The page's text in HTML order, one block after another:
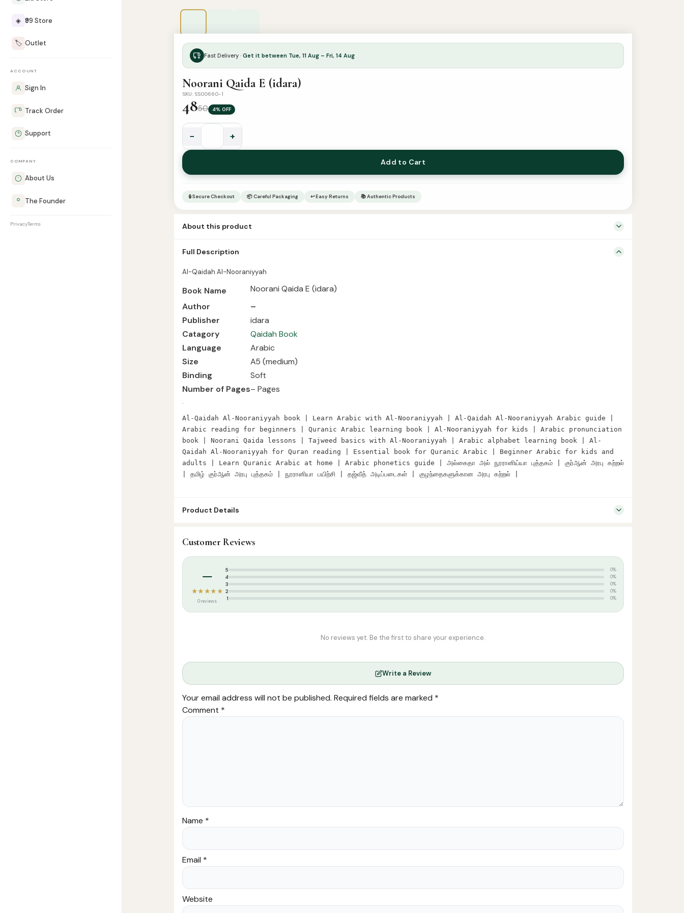
◈ ₹99 Store
🏷️ Outlet
ACCOUNT
Sign In
Track Order
Support
COMPANY
About Us
The Founder
PrivacyTerms
Fast Delivery · Get it between Tue, 11 Aug – Fri, 14 Aug
Noorani Qaida E (idara)
SKU: SS00660-1
4850 4% OFF
Qaida
E
(idara)
− +
Add to Cart
🔒 Secure Checkout 📦 Careful Packaging ↩ Easy Returns 📚 Authentic Products
About this product
(medium) Binding Soft Number of Pages – Pages . Al-Qaidah Al-Nooraniyyah book | Learn Arabic with Al-Nooraniyyah | Al-Qaidah Al-
Nooraniyyah Arabic guide | Arabic reading for beginners | Quranic Arabic learning book | Al-Nooraniyyah for kids […]
Full Description
Al-Qaidah Al-Nooraniyyah
Book Name
Noorani Qaida E (idara)
Author
–
Publisher
idara
Catagory
Qaidah Book
Language
Arabic
Size
A5 (medium)
Binding
Soft
Number of Pages– Pages
.
Al-Qaidah Al-Nooraniyyah book | Learn Arabic with Al-Nooraniyyah | Al-Qaidah Al-Nooraniyyah Arabic guide |
Arabic reading for beginners | Quranic Arabic learning book | Al-Nooraniyyah for kids | Arabic pronunciation
book | Noorani Qaida lessons | Tajweed basics with Al-Nooraniyyah | Arabic alphabet learning book | Al-
Qaidah Al-Nooraniyyah for Quran reading | Essential book for Quranic Arabic | Beginner Arabic for kids and
adults | Learn Quranic Arabic at home | Arabic phonetics guide | அல்கைதா அல் நூரானிய்யா புத்தகம் | குர்ஆன் அரபு கற்றல்
| தமிழ் குர்ஆன் அரபு புத்தகம் | நூரானியா பயிற்சி | தஜ்வீத் அடிப்படைகள் | குழந்தைகளுக்கான அரபு கற்றல் |
Product Details
Categories: Qur’an & Tafseer
Tags:
Customer Reviews
–
★★★★★
0 reviews
5 0%
4 0%
3 0%
2 0%
1 0%
No reviews yet. Be the first to share your experience.
Write a Review
Your email address will not be published. Required fields are marked *
Comment *
Name *
Email *
Website